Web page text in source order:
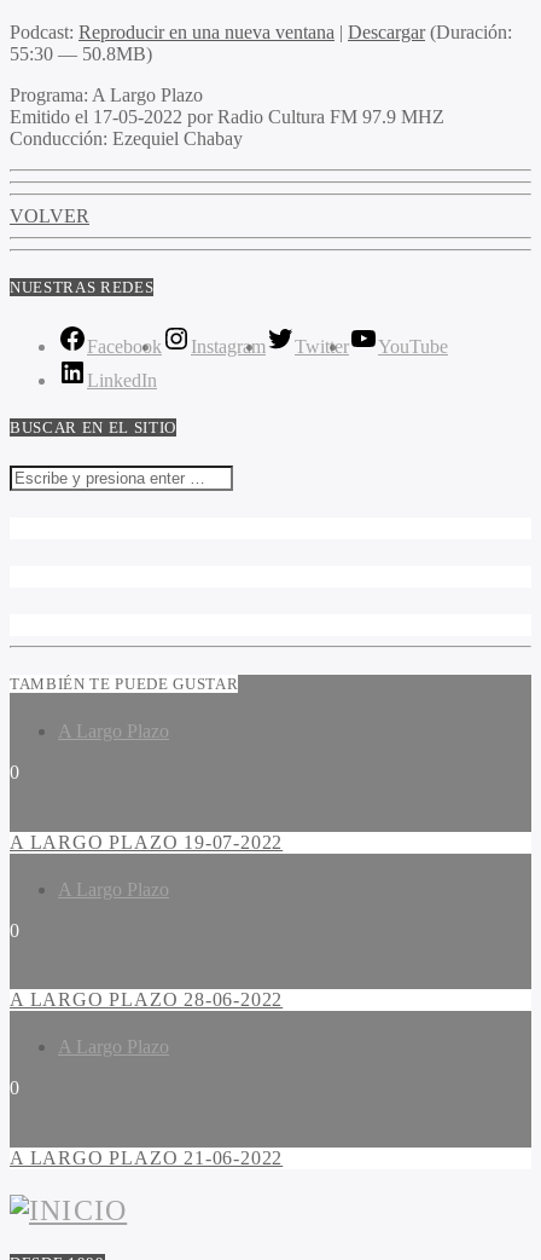
Podcast: Reproducir en una nueva ventana | Descargar(Duración:
55:30 — 50.8MB)
Programa: A Largo Plazo
Emitido el 17-05-2022 por Radio Cultura FM 97.9 MHZ
Conducción: Ezequiel Chabay
VOLVER
NUESTRAS REDES
Facebook Instagram Twitter
YouTube
LinkedIn
BUSCAR EN EL SITIO
TAMBIÉN TE PUEDE GUSTAR
A Largo Plazo
0
A LARGO PLAZO 19-07-2022
A Largo Plazo
0
A LARGO PLAZO 28-06-2022
A Largo Plazo
0
A LARGO PLAZO 21-06-2022